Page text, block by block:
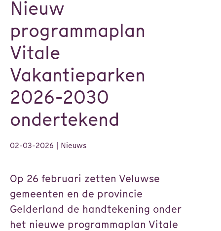
Nieuw
programmaplan
Vitale
Vakantieparken
2026-2030
ondertekend
02-03-2026 | Nieuws
Op 26 februari zetten Veluwse
gemeenten en de provincie
Gelderland de handtekening onder
het nieuwe programmaplan Vitale